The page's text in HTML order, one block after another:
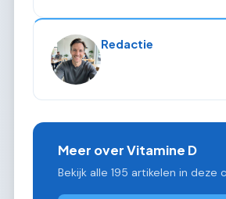
Redactie
Meer over Vitamine D
Bekijk alle 195 artikelen in deze